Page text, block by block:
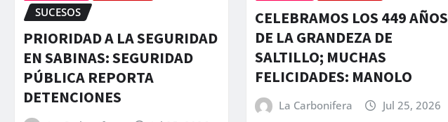
SUCESOS
PRIORIDAD A LA SEGURIDAD
EN SABINAS: SEGURIDAD
PÚBLICA REPORTA
DETENCIONES
CELEBRAMOS LOS 449 AÑOS
DE LA GRANDEZA DE
SALTILLO; MUCHAS
FELICIDADES: MANOLO
La Carbonifera Jul 25, 2026